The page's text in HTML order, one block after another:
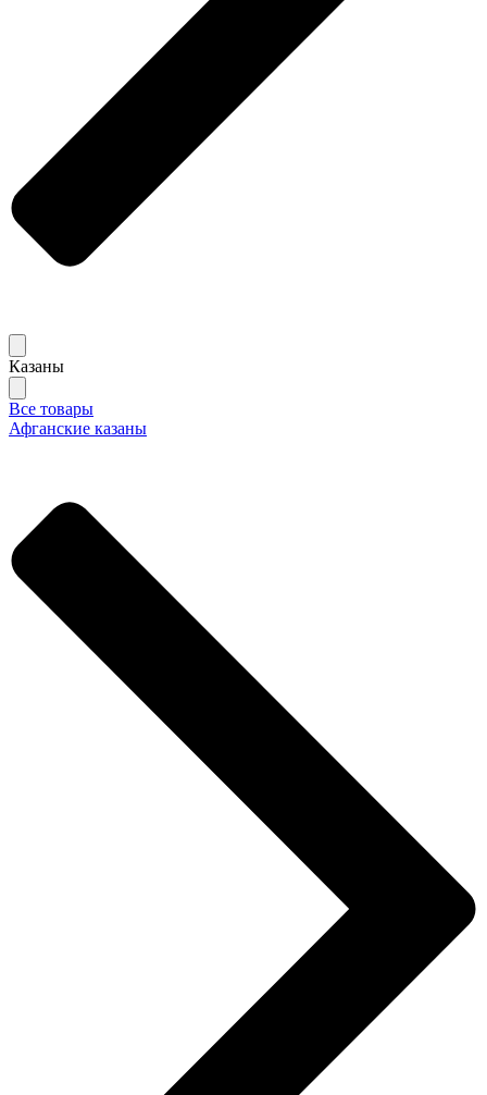
Казаны
Все товары
Афганские казаны